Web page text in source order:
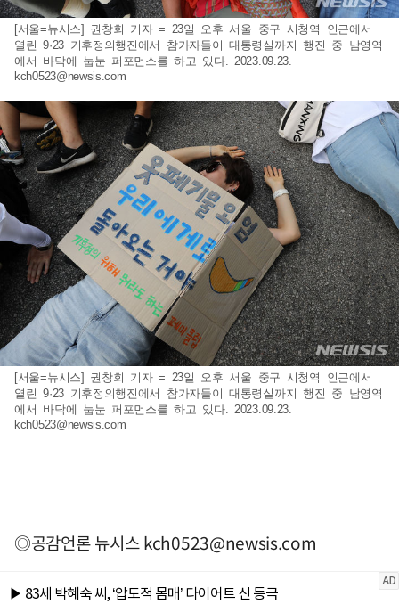
[서울=뉴시스] 권창회 기자 = 23일 오후 서울 중구 시청역 인근에서
열린 9·23 기후정의행진에서 참가자들이 대통령실까지 행진 중 남영역
에서 바닥에 눕눈 퍼포먼스를 하고 있다. 2023.09.23.
kch0523@newsis.com
[서울=뉴시스] 권창회 기자 = 23일 오후 서울 중구 시청역 인근에서
열린 9·23 기후정의행진에서 참가자들이 대통령실까지 행진 중 남영역
에서 바닥에 눕눈 퍼포먼스를 하고 있다. 2023.09.23.
kch0523@newsis.com
◎공감언론 뉴시스kch0523@newsis.com